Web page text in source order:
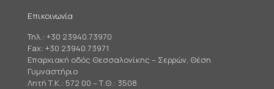
Επικοινωνία
Τηλ.: +30 23940.73970
Fax: +30 23940.73971
Επαρχιακή οδός Θεσσαλονίκης – Σερρών, Θέση
Γυμναστήριο
Λητή Τ.Κ.: 572 00 – Τ.Θ.: 3508